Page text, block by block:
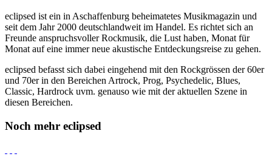
eclipsed ist ein in Aschaffenburg beheimatetes Musikmagazin und
seit dem Jahr 2000 deutschlandweit im Handel. Es richtet sich an
Freunde anspruchsvoller Rockmusik, die Lust haben, Monat für
Monat auf eine immer neue akustische Entdeckungsreise zu gehen.
eclipsed befasst sich dabei eingehend mit den Rockgrössen der 60er
und 70er in den Bereichen Artrock, Prog, Psychedelic, Blues,
Classic, Hardrock uvm. genauso wie mit der aktuellen Szene in
diesen Bereichen.
Noch mehr eclipsed